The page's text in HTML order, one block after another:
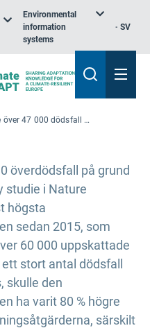
Environmental
information
systems
SV
Värme orsakade över 47 000 dödsfall i Europa 2023
överdödsfall på grund
studie i Nature
högsta
sedan 2015, som
60 000 uppskattade
stort antal dödsfall
skulle den
ha varit 80 % högre
särskilt